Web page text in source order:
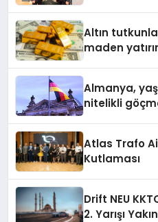
Altın
maden
Almanya,
nitelikli
Atlas Trafo
Kutlaması
Drift NEU
2. Yarışı